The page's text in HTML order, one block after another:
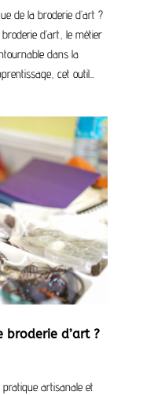
de la broderie d’art ?
d’art, le métier
dans la
cet outil...
broderie d’art ?
artisanale et